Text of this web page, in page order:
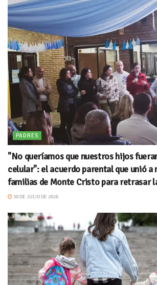
PADRES
"No queríamos que nuestros hijos
celular": el acuerdo parental que unió a
familias de Monte Cristo para retrasar
30 DE JULIO DE 2026